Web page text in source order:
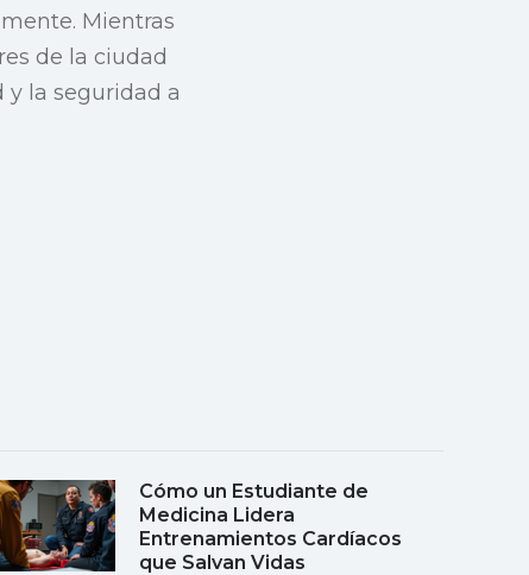
Mientras
de la ciudad
y la seguridad a
Cómo un Estudiante de
Medicina Lidera
Entrenamientos Cardíacos
que Salvan Vidas